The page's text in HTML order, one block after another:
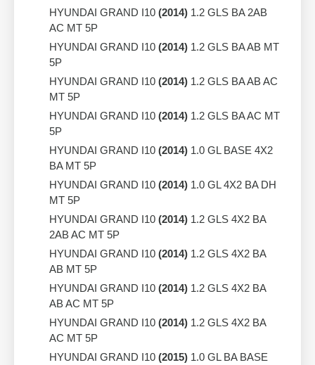
HYUNDAI GRAND I10 (2014) 1.2 GLS BA 2AB
AC MT 5P
HYUNDAI GRAND I10 (2014) 1.2 GLS BA AB MT
5P
HYUNDAI GRAND I10 (2014) 1.2 GLS BA AB AC
MT 5P
HYUNDAI GRAND I10 (2014) 1.2 GLS BA AC MT
5P
HYUNDAI GRAND I10 (2014) 1.0 GL BASE 4X2
BA MT 5P
HYUNDAI GRAND I10 (2014) 1.0 GL 4X2 BA DH
MT 5P
HYUNDAI GRAND I10 (2014) 1.2 GLS 4X2 BA
2AB AC MT 5P
HYUNDAI GRAND I10 (2014) 1.2 GLS 4X2 BA
AB MT 5P
HYUNDAI GRAND I10 (2014) 1.2 GLS 4X2 BA
AB AC MT 5P
HYUNDAI GRAND I10 (2014) 1.2 GLS 4X2 BA
AC MT 5P
HYUNDAI GRAND I10 (2015) 1.0 GL BA BASE